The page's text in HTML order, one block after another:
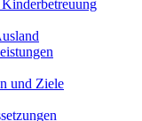
und Ziele